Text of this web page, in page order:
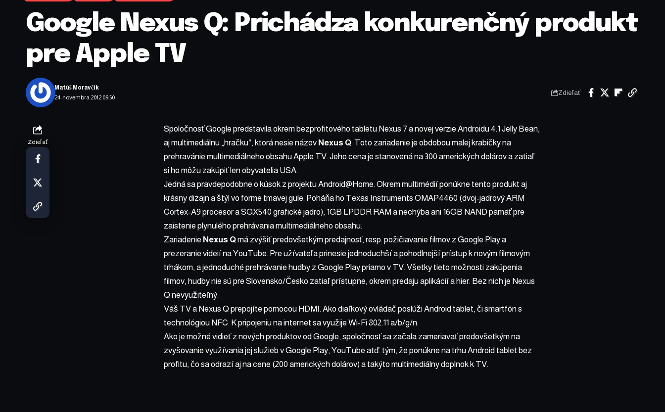
Google Nexus Q: Prichádza konkurenčný produkt
pre Apple TV
24. novembra 2012 09:50
Matúš Moravčík
Zdieľať
Zdieľať
Spoločnosť Google predstavila okrem bezprofitového tabletu Nexus 7 a novej verzie Androidu 4.1 Jelly Bean,
aj multimediálnu „hračku“, ktorá nesie názov Nexus Q. Toto zariadenie je obdobou malej krabičky na
prehravánie multimediálneho obsahu Apple TV. Jeho cena je stanovená na 300 amerických dolárov a zatiaľ
si ho môžu zakúpiť len obyvatelia USA.
Jedná sa pravdepodobne o kúsok z projektu Android@Home. Okrem multimédií ponúkne tento produkt aj
krásny dizajn a štýl vo forme tmavej gule. Poháňa ho Texas Instruments OMAP4460 (dvoj-jadrový ARM
Cortex-A9 procesor a SGX540 grafické jadro), 1GB LPDDR RAM a nechýba ani 16GB NAND pamäť pre
zaistenie plynulého prehrávania multimediálneho obsahu.
Zariadenie Nexus Qmá zvýšiť predovšetkým predajnosť, resp. požičiavanie filmov z Google Play a
prezeranie videií na YouTube. Pre užívateľa prinesie jednoduchší a pohodlnejší prístup k novým filmovým
trhákom, a jednoduché prehrávanie hudby z Google Play priamo v TV. Všetky tieto možnosti zakúpenia
filmov, hudby nie sú pre Slovensko/Česko zatiaľ prístupne, okrem predaju aplikácií a hier. Bez nich je Nexus
Q nevyužiteľný.
Váš TV a Nexus Q prepojíte pomocou HDMI. Ako diaľkový ovládač poslúži Android tablet, či smartfón s
technológiou NFC. K pripojeniu na internet sa využije Wi-Fi 802.11 a/b/g/n.
Ako je možné vidieť z nových produktov od Google, spoločnosť sa začala zameriavať predovšetkým na
zvyšovanie využívania jej služieb v Google Play, YouTube atď. tým, že ponúkne na trhu Android tablet bez
profitu, čo sa odrazí aj na cene (200 amerických dolárov) a takýto multimediálny doplnok k TV.